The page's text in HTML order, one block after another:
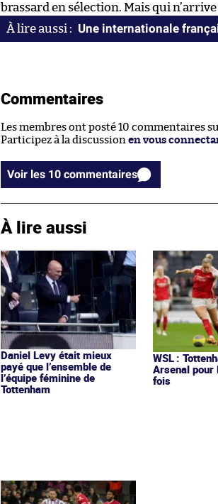
brassard en sélection. Mais qui
Une internationale
Commentaires
Les membres ont posté 10 commentaires
Participez à la discussion en vous
Voir les 10 commentaires
À lire aussi
Daniel Levy était mieux
payé que l’ensemble de
l’équipe féminine de
Tottenham
WSL :
Arsenal pour
fois